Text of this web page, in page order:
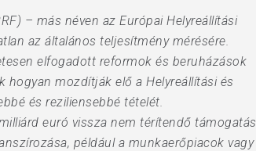
– más néven az Európai Helyreállítási
az általános teljesítmény mérésére.
elfogadott reformok és beruházások
mozdítják elő a Helyreállítási és
és reziliensebbé tételét.
euró vissza nem térítendő támogatás
például a munkaerőpiacok vagy